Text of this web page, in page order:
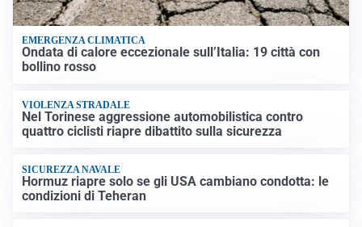
EMERGENZA CLIMATICA
Ondata di calore eccezionale sull’Italia: 19 città con
bollino rosso
VIOLENZA STRADALE
Nel Torinese aggressione automobilistica contro
quattro ciclisti riapre dibattito sulla sicurezza
SICUREZZA NAVALE
Hormuz riapre solo se gli USA cambiano condotta: le
condizioni di Teheran